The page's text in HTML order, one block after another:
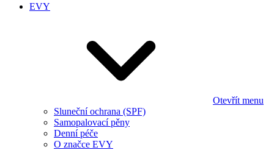
EVY
Otevřít menu
Sluneční ochrana (SPF)
Samopalovací pěny
Denní péče
O značce EVY